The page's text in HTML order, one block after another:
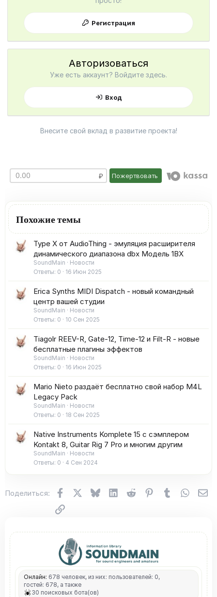
Регистрация
Авторизоваться
Уже есть аккаунт? Войдите здесь.
Вход
Внесите свой вклад в развитие проекта!
Пожертвовать
Похожие темы
Type X от AudioThing - эмуляция расширителя
динамического диапазона dbx Модель 1BX
SoundMain
Новости
Ответы 0 16 Июн 2025
Erica Synths MIDI Dispatch - новый командный
центр вашей студии
SoundMain
Новости
Ответы 0 10 Сен 2025
Tiagolr REEV-R, Gate-12, Time-12 и Filt-R - новые
бесплатные плагины эффектов
SoundMain
Новости
Ответы 0 16 Июн 2025
Mario Nieto раздаёт бесплатно свой набор M4L
Legacy Pack
SoundMain
Новости
Ответы 0 18 Сен 2025
Native Instruments Komplete 15 с сэмплером
Kontakt 8, Guitar Rig 7 Pro и многим другим
SoundMain
Новости
Ответы 0 4 Сен 2024
Поделиться: FacebookX (Twitter)
BlueskyLinkedInReddit Pinterest
Tumblr
Ссылка
Онлайн: 678 человек, из них: пользователей: 0,
гостей: 678, а также
30 поисковых бота(ов)